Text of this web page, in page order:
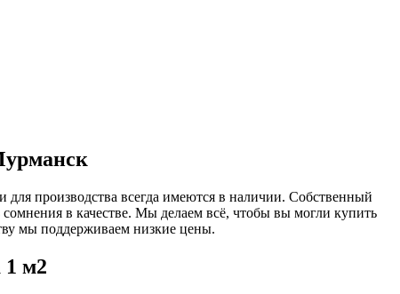
производства всегда имеются в наличии. Собственный
в качестве. Мы делаем всё, чтобы вы могли купить
мы поддерживаем низкие цены.
1 м2